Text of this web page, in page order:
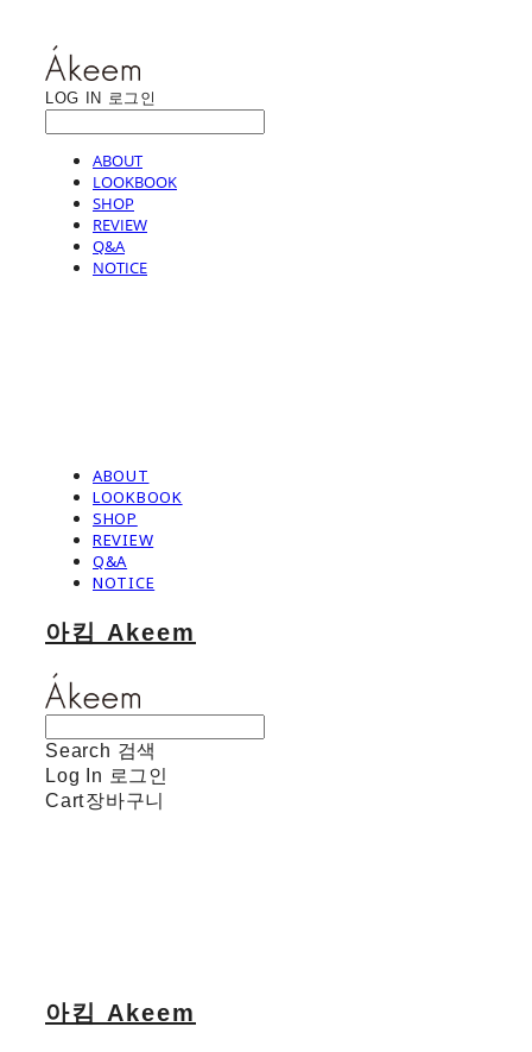
LOG IN 로그인
ABOUT
LOOKBOOK
SHOP
REVIEW
Q&A
NOTICE
ABOUT
LOOKBOOK
SHOP
REVIEW
Q&A
NOTICE
아킴 Akeem
Search 검색
Log In 로그인
Cart장바구니
아킴 Akeem